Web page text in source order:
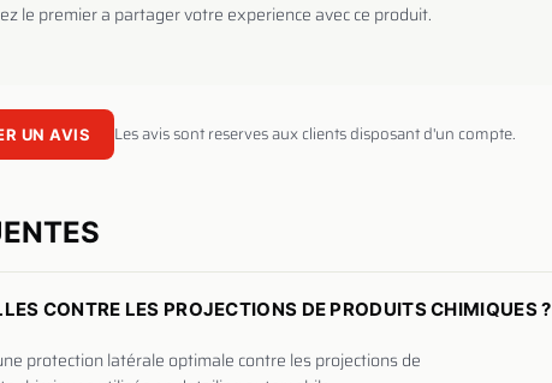
le premier a partager votre experience avec ce produit.
UN AVIS Les avis sont reserves aux clients disposant d'un compte.
CONTRE LES PROJECTIONS DE PRODUITS CHIMIQUES ?
protection latérale optimale contre les projections de